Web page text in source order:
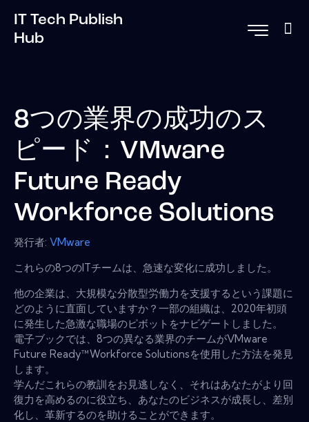
IT Tech Publish
Hub
8つの業界の成功のス
ピード：VMware
Future Ready
Workforce Solutions
発行者: VMware
これらの8つのITチームは、急速な変化に成功しました。
他の企業は、大規模な分散型労働力を支援するという課題に
どのように直面していますか？一部の組織は、2020年初頭
に発生した急激な職場のピボットをナビゲートしました。
電子ブックでは、8つの異なる業界のチームがVMware
Future Ready™Workforce Solutionsを使用した方法を発見
します。
学んだこれらの教訓をお見逃しなく、それはあなたがより回
復力を高めるのに役立ち、あなたのビジネスが成長し、差別
化し、革新するのを助けることができます。